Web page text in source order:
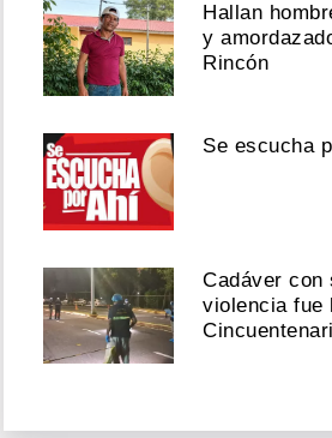
Hallan
y
Rincón
Se escucha
Cadáver con
violencia fue